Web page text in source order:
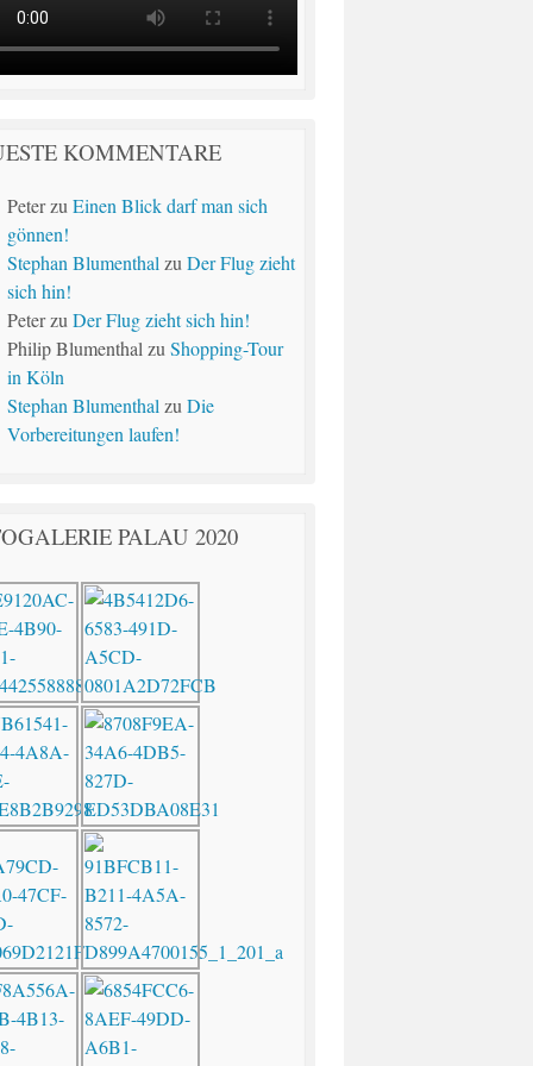
KOMMENTARE
PeterzuEinen Blick darf man sich
gönnen!
Stephan Blumenthal zuDer Flug zieht
sich hin!
PeterzuDer Flug zieht sich hin!
Philip Blumenthal zuShopping-Tour
in Köln
Stephan Blumenthal zuDie
Vorbereitungen laufen!
PALAU 2020